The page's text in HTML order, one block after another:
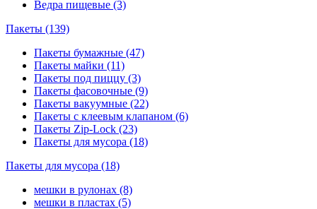
Ведра пищевые (3)
Пакеты (139)
Пакеты бумажные (47)
Пакеты майки (11)
Пакеты под пиццу (3)
Пакеты фасовочные (9)
Пакеты вакуумные (22)
Пакеты с клеевым клапаном (6)
Пакеты Zip-Lock (23)
Пакеты для мусора (18)
Пакеты для мусора (18)
мешки в рулонах (8)
мешки в пластах (5)